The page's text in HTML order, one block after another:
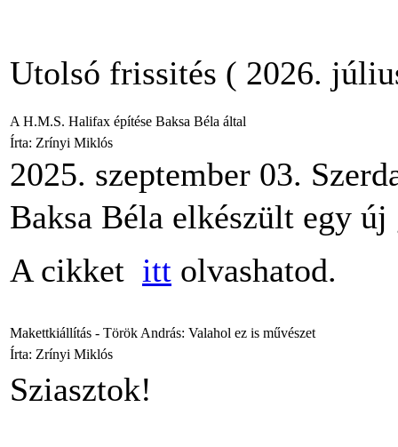
Utolsó frissités ( 2026.
A H.M.S. Halifax építése Baksa Béla által
Írta: Zrínyi Miklós
2025. szeptember 03.
Baksa Béla elkészült egy
A cikket itt olvashatod.
Makettkiállítás - Török András: Valahol ez is művészet
Írta: Zrínyi Miklós
Sziasztok!